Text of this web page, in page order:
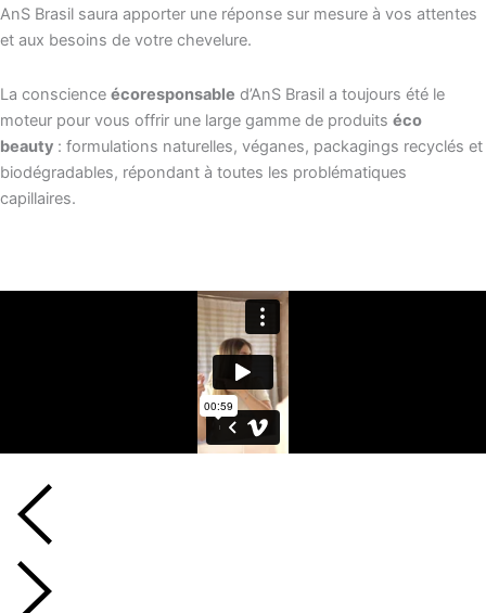
AnS Brasil saura apporter une réponse sur mesure à vos attentes
et aux besoins de votre chevelure.
La conscience écoresponsable d’AnS Brasil a toujours été le
moteur pour vous offrir une large gamme de produits éco
beauty : formulations naturelles, véganes, packagings recyclés et
biodégradables, répondant à toutes les problématiques
capillaires.